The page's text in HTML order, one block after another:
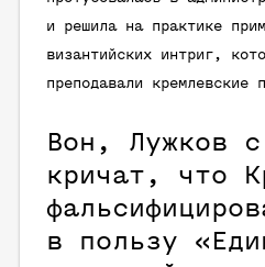
и решила на практике
византийских интриг,
преподавали кремлевские
Вон, Лужков с
кричат, что
в пользу